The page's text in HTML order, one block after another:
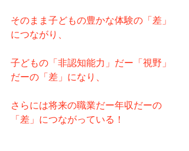
そのまま子どもの豊かな体験の「差」
につながり、
子どもの「非認知能力」だー「視野」
だーの「差」になり、
さらには将来の職業だー年収だーの
「差」につながっている！